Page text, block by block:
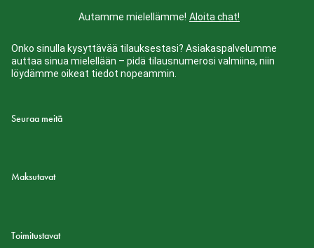
Autamme mielellämme! Aloita chat!
Onko sinulla kysyttävää tilauksestasi? Asiakaspalvelumme
auttaa sinua mielellään – pidä tilausnumerosi valmiina, niin
löydämme oikeat tiedot nopeammin.
Seuraa meitä
Maksutavat
Toimitustavat